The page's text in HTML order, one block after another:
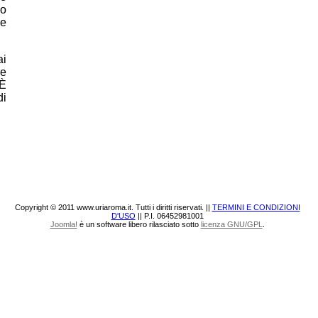
Copyright © 2011 www.uriaroma.it. Tutti i diritti riservati. || TERMINI E CONDIZIONI
D'USO || P.I. 06452981001
Joomla! è un software libero rilasciato sotto licenza GNU/GPL